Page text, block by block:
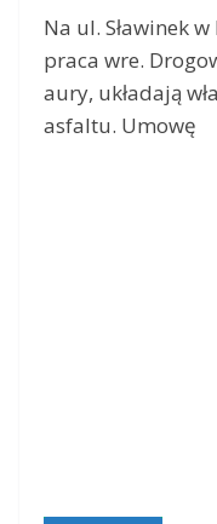
Na ul. Sławinek
praca wre.
aury, układają
asfaltu. Umowę